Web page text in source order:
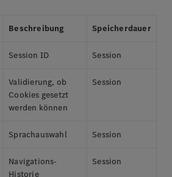
Beschreibung Speicherdauer
Session ID Session
Validierung, ob
Cookies gesetzt
werden können
Session
Sprachauswahl Session
Navigations-
Historie
Session